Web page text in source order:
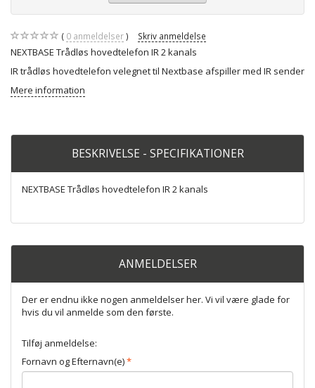
0 anmeldelser Skriv anmeldelse
NEXTBASE Trådløs hovedtelefon IR 2 kanals
IR trådløs hovedtelefon velegnet til Nextbase afspiller med IR sender
Mere information
BESKRIVELSE - SPECIFIKATIONER
NEXTBASE Trådløs hovedtelefon IR 2 kanals
ANMELDELSER
Der er endnu ikke nogen anmeldelser her. Vi vil være glade for
hvis du vil anmelde som den første.
Tilføj anmeldelse:
Fornavn og Efternavn(e)